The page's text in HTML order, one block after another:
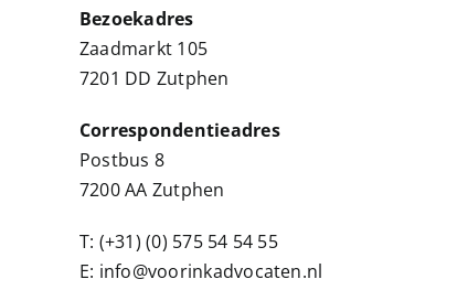
Bezoekadres
Zaadmarkt 105
7201 DD Zutphen
Correspondentieadres
Postbus 8
7200 AA Zutphen
T: (+31) (0) 575 54 54 55
E: info@voorinkadvocaten.nl